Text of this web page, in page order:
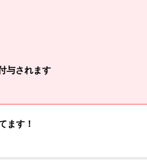
与されます
ます！